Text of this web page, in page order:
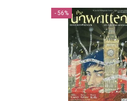
- 56%